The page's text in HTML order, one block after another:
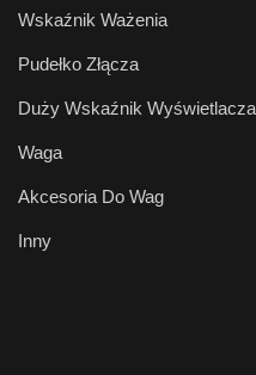
Wskaźnik Ważenia
Pudełko Złącza
Duży Wskaźnik Wyświetlacza
Waga
Akcesoria Do Wag
Inny